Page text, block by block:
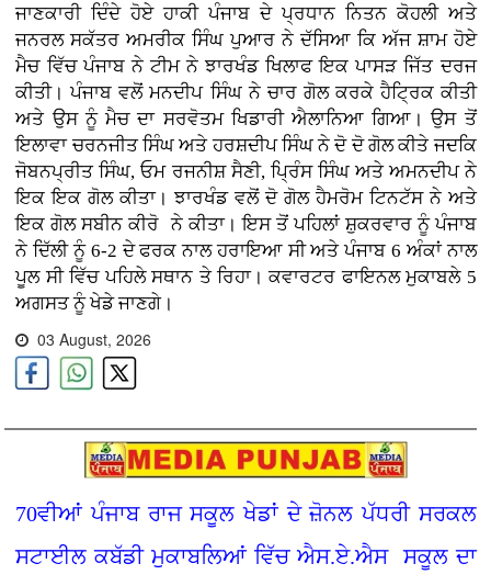
ਜਾਣਕਾਰੀ ਦਿੰਦੇ ਹੋਏ ਹਾਕੀ ਪੰਜਾਬ ਦੇ ਪ੍ਰਧਾਨ ਨਿਤਨ ਕੋਹਲੀ ਅਤੇ
ਜਨਰਲ ਸਕੱਤਰ ਅਮਰੀਕ ਸਿੰਘ ਪੁਆਰ ਨੇ ਦੱਸਿਆ ਕਿ ਅੱਜ ਸ਼ਾਮ ਹੋਏ
ਮੈਚ ਵਿੱਚ ਪੰਜਾਬ ਨੇ ਟੀਮ ਨੇ ਝਾਰਖੰਡ ਖਿਲਾਫ ਇਕ ਪਾਸੜ ਜਿੱਤ ਦਰਜ
ਕੀਤੀ। ਪੰਜਾਬ ਵਲੋਂ ਮਨਦੀਪ ਸਿੰਘ ਨੇ ਚਾਰ ਗੋਲ ਕਰਕੇ ਹੈਟ੍ਰਿਕ ਕੀਤੀ
ਅਤੇ ਉਸ ਨੂੰ ਮੈਚ ਦਾ ਸਰਵੋਤਮ ਖਿਡਾਰੀ ਐਲਾਨਿਆ ਗਿਆ। ਉਸ ਤੋਂ
ਇਲਾਵਾ ਚਰਨਜੀਤ ਸਿੰਘ ਅਤੇ ਹਰਸ਼ਦੀਪ ਸਿੰਘ ਨੇ ਦੋ ਦੋ ਗੋਲ ਕੀਤੇ ਜਦਕਿ
ਜੋਬਨਪ੍ਰੀਤ ਸਿੰਘ, ਓਮ ਰਜਨੀਸ਼ ਸੈਣੀ, ਪ੍ਰਿੰਸ ਸਿੰਘ ਅਤੇ ਅਮਨਦੀਪ ਨੇ
ਇਕ ਇਕ ਗੋਲ ਕੀਤਾ। ਝਾਰਖੰਡ ਵਲੋਂ ਦੋ ਗੋਲ ਹੈਮਰੋਮ ਟਿਨਟੱਸ ਨੇ ਅਤੇ
ਇਕ ਗੋਲ ਸਬੀਨ ਕੀਰੋ ਨੇ ਕੀਤਾ। ਇਸ ਤੋਂ ਪਹਿਲਾਂ ਸ਼ੁਕਰਵਾਰ ਨੂੰ ਪੰਜਾਬ
ਨੇ ਦਿੱਲੀ ਨੂੰ 6-2 ਦੇ ਫਰਕ ਨਾਲ ਹਰਾਇਆ ਸੀ ਅਤੇ ਪੰਜਾਬ 6 ਅੰਕਾਂ ਨਾਲ
ਪੂਲ ਸੀ ਵਿੱਚ ਪਹਿਲੇ ਸਥਾਨ ਤੇ ਰਿਹਾ। ਕਵਾਰਟਰ ਫਾਇਨਲ ਮੁਕਾਬਲੇ 5
ਅਗਸਤ ਨੂੰ ਖੇਡੇ ਜਾਣਗੇ।
03 August, 2026
70ਵੀਆਂ ਪੰਜਾਬ ਰਾਜ ਸਕੂਲ ਖੇਡਾਂ ਦੇ ਜ਼ੋਨਲ ਪੱਧਰੀ ਸਰਕਲ
ਸਟਾਈਲ ਕਬੱਡੀ ਮੁਕਾਬਲਿਆਂ ਵਿੱਚ ਐਸ.ਏ.ਐਸ ਸਕੂਲ ਦਾ